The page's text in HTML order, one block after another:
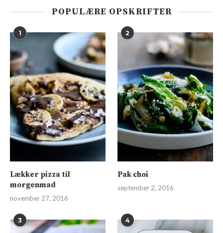
POPULÆRE OPSKRIFTER
1
Lækker pizza til
morgenmad
november 27, 2016
2
Pak choi
september 2, 2016
3 4